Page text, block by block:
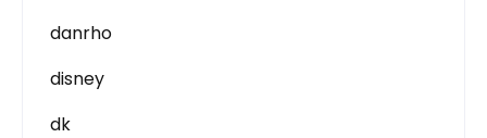
danrho
disney
dk